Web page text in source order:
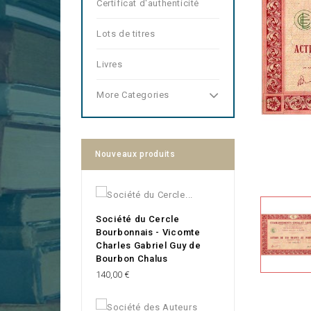
Certificat d'authenticité
Lots de titres
Livres
More Categories
Nouveaux produits
Société du Cercle
Bourbonnais - Vicomte
Charles Gabriel Guy de
Bourbon Chalus
Prix
140,00 €